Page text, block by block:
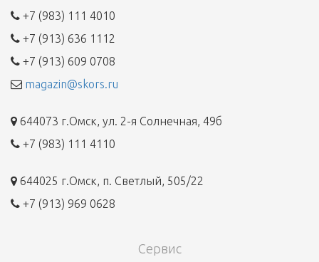
+7 (983) 111 4010
+7 (913) 636 1112
+7 (913) 609 0708
magazin@skors.ru
644073 г.Омск, ул. 2-я Солнечная, 49б
+7 (983) 111 4110
644025 г.Омск, п. Светлый, 505/22
+7 (913) 969 0628
Сервис